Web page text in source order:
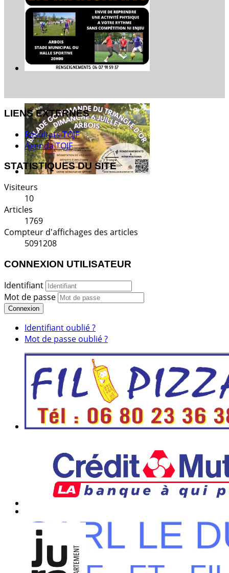
LIENS EXTERNES
Résultats TOJF
Agenda TOJF
STATISTIQUES DU SITE
Visiteurs
10
Articles
1769
Compteur d'affichages des articles
5091208
CONNEXION UTILISATEUR
Identifiant
Mot de passe
Connexion
Identifiant oublié ?
Mot de passe oublié ?